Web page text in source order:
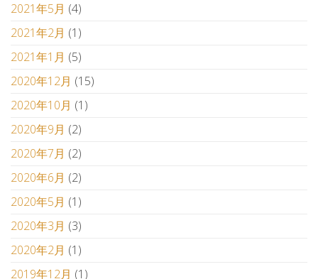
2021年5月 (4)
2021年2月 (1)
2021年1月 (5)
2020年12月 (15)
2020年10月 (1)
2020年9月 (2)
2020年7月 (2)
2020年6月 (2)
2020年5月 (1)
2020年3月 (3)
2020年2月 (1)
2019年12月 (1)